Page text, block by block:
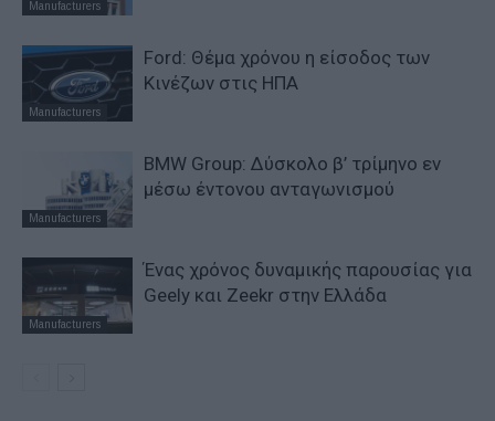
Manufacturers
Manufacturers
Ford: Θέμα χρόνου η είσοδος των
Κινέζων στις ΗΠΑ
Manufacturers
BMW Group: Δύσκολο β’ τρίμηνο εν
μέσω έντονου ανταγωνισμού
Manufacturers
Ένας χρόνος δυναμικής παρουσίας για
Geely και Zeekr στην Ελλάδα